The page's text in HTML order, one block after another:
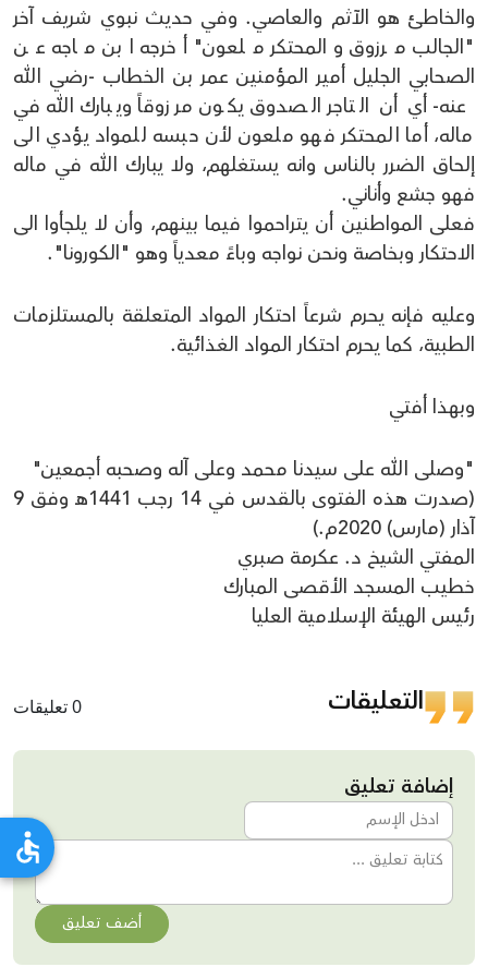
والخاطئ هو الآثم والعاصي. وفي حديث نبوي شريف آخر
"الجالب مرزوق والمحتكر ملعون" أخرجه ابن ماجه عن
الصحابي الجليل أمير المؤمنين عمر بن الخطاب -رضي الله
عنه- أي أن التاجر الصدوق يكون مرزوقاً ويبارك الله في
ماله، أما المحتكر فهو ملعون لأن حبسه للمواد يؤدي الى
إلحاق الضرر بالناس وانه يستغلهم، ولا يبارك الله في ماله
فهو جشع وأناني.
فعلى المواطنين أن يتراحموا فيما بينهم، وأن لا يلجأوا الى
الاحتكار وبخاصة ونحن نواجه وباءً معدياً وهو "الكورونا".
وعليه فإنه يحرم شرعاً احتكار المواد المتعلقة بالمستلزمات
الطبية، كما يحرم احتكار المواد الغذائية.
وبهذا أفتي
"وصلى الله على سيدنا محمد وعلى آله وصحبه أجمعين"
(صدرت هذه الفتوى بالقدس في 14 رجب 1441هـ وفق 9
آذار (مارس) 2020م.)
المفتي الشيخ د. عكرمة صبري
خطيب المسجد الأقصى المبارك
رئيس الهيئة الإسلامية العليا
التعليقات 0 تعليقات
إضافة تعليق
أضف تعليق